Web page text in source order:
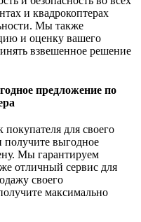
и квадрокоптерах
Мы также
и оценку вашего
взвешенное решение
предложение по
для своего
получите выгодное
Мы гарантируем
отличный сервис для
своего
максимально